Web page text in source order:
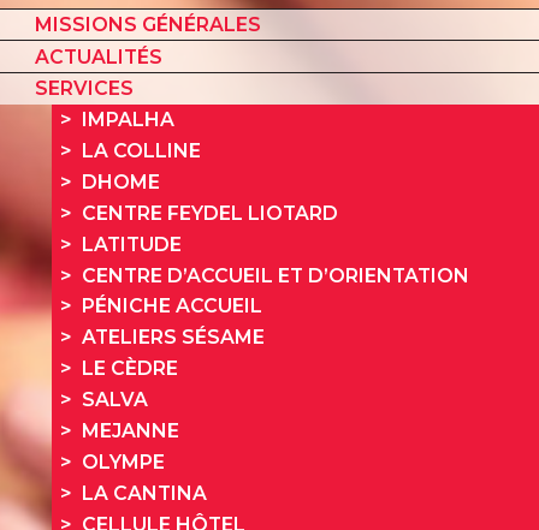
MISSIONS GÉNÉRALES
ACTUALITÉS
SERVICES
IMPALHA
LA COLLINE
DHOME
CENTRE FEYDEL LIOTARD
LATITUDE
CENTRE D’ACCUEIL ET D’ORIENTATION
PÉNICHE ACCUEIL
ATELIERS SÉSAME
LE CÈDRE
SALVA
MEJANNE
OLYMPE
LA CANTINA
CELLULE HÔTEL